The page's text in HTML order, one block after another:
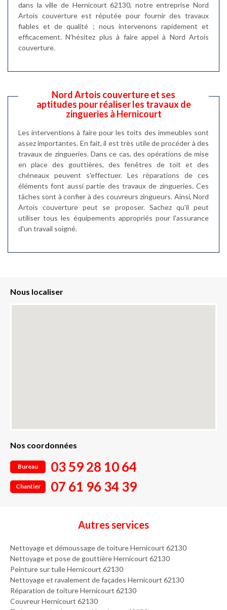
dans la ville de Hernicourt 62130, notre entreprise Nord
Artois couverture est réputée pour fournir des travaux
fiables et de qualité ; nous intervenons rapidement et
efficacement. N’hésitez plus à faire appel à Nord Artois
couverture.
Nord Artois couverture et ses
aptitudes pour réaliser les travaux de
zingueries à Hernicourt
Les interventions à faire pour les toits des immeubles sont
assez importantes. En fait, il est très utile de procéder à des
travaux de zingueries. Dans ce cas, des opérations de mise
en place des gouttières, des fenêtres de toit et des
chéneaux peuvent s'effectuer. Les réparations de ces
éléments font aussi partie des travaux de zingueries. Ces
tâches sont à confier à des couvreurs zingueurs. Ainsi, Nord
Artois couverture peut se proposer. Sachez qu'il peut
utiliser tous les équipements appropriés pour l'assurance
d'un travail soigné.
Nous localiser
Nos coordonnées
Bureau 03 59 28 10 64
Chantier 07 61 96 34 39
Autres services
Nettoyage et démoussage de toiture Hernicourt 62130
Nettoyage et pose de gouttière Hernicourt 62130
Peinture sur tuile Hernicourt 62130
Nettoyage et ravalement de façades Hernicourt 62130
Réparation de toiture Hernicourt 62130
Couvreur Hernicourt 62130